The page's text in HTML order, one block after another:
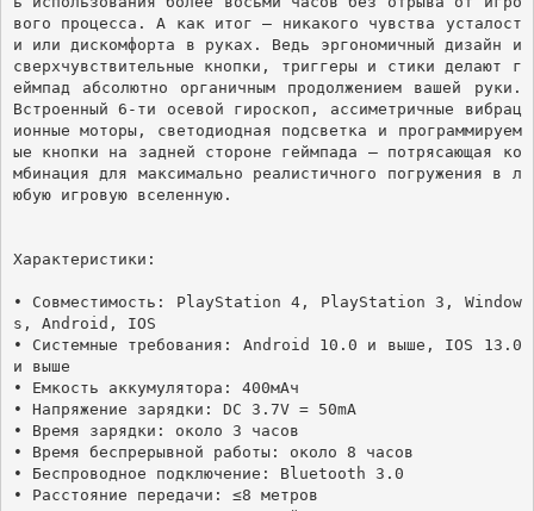
вого процесса. А как итог – никакого чувства усталост
и или дискомфорта в руках. Ведь эргономичный дизайн и
сверхчувствительные кнопки, триггеры и стики делают г
еймпад абсолютно органичным продолжением вашей руки.
Встроенный 6-ти осевой гироскоп, ассиметричные вибрац
ионные моторы, светодиодная подсветка и программируем
ые кнопки на задней стороне геймпада – потрясающая ко
мбинация для максимально реалистичного погружения в л
юбую игровую вселенную.
Характеристики:
• Совместимость: PlayStation 4, PlayStation 3, Window
s, Android, IOS
• Системные требования: Android 10.0 и выше, IOS 13.0
и выше
• Емкость аккумулятора: 400мАч
• Напряжение зарядки: DC 3.7V = 50mA
• Время зарядки: около 3 часов
• Время беспрерывной работы: около 8 часов
• Беспроводное подключение: Bluetooth 3.0
• Расстояние передачи: ≤8 метров